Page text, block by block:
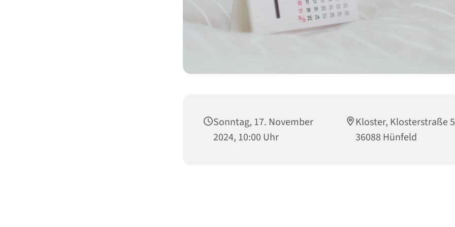
Sonntag, 17. November
2024, 10:00 Uhr
Kloster, Klosterstraße
36088 Hünfeld